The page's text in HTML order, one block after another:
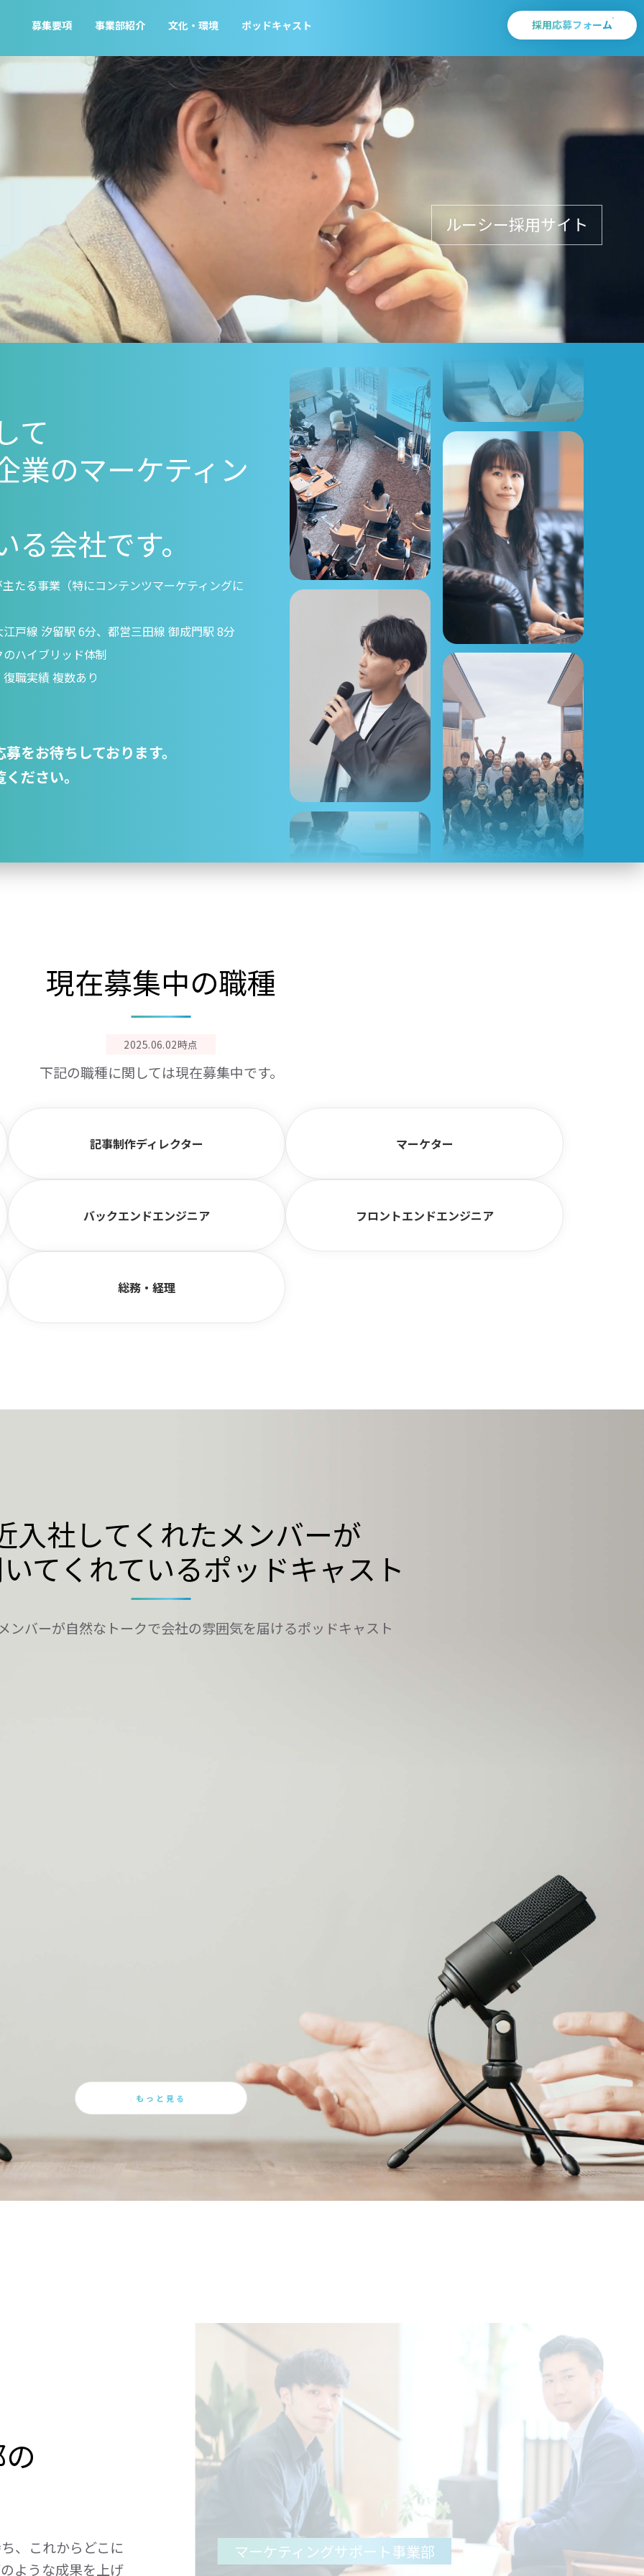
募集要項 事業部紹介 文化・環境 ポッドキャスト 採用応募フォーム
ルーシー採用サイト
て
業のマーケティン
会社です。
たる事業（特にコンテンツマーケティングに
戸線 汐留駅 6分、都営三田線 御成門駅 8分
ハイブリッド体制
職実績 複数あり
をお待ちしております。
ださい。
現在募集中の職種
2025.06.02時点
下記の職種に関しては現在募集中です。
記事制作ディレクター マーケター
バックエンドエンジニア フロントエンドエンジニア
総務・経理
入社してくれたメンバーが
てくれているポッドキャスト
ンバーが自然なトークで会社の雰囲気を届けるポッドキャスト
もっと見る
マーケティングサポート事業部
、これからどこに
ような成果を上げ